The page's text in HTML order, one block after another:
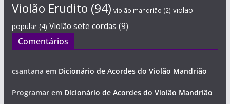
Violão Erudito (94) violão mandrião (2) violão
popular(4) Violão sete cordas (9)
Comentários
csantana em Dicionário de Acordes do Violão Mandrião
Programarem Dicionário de Acordes do Violão Mandrião